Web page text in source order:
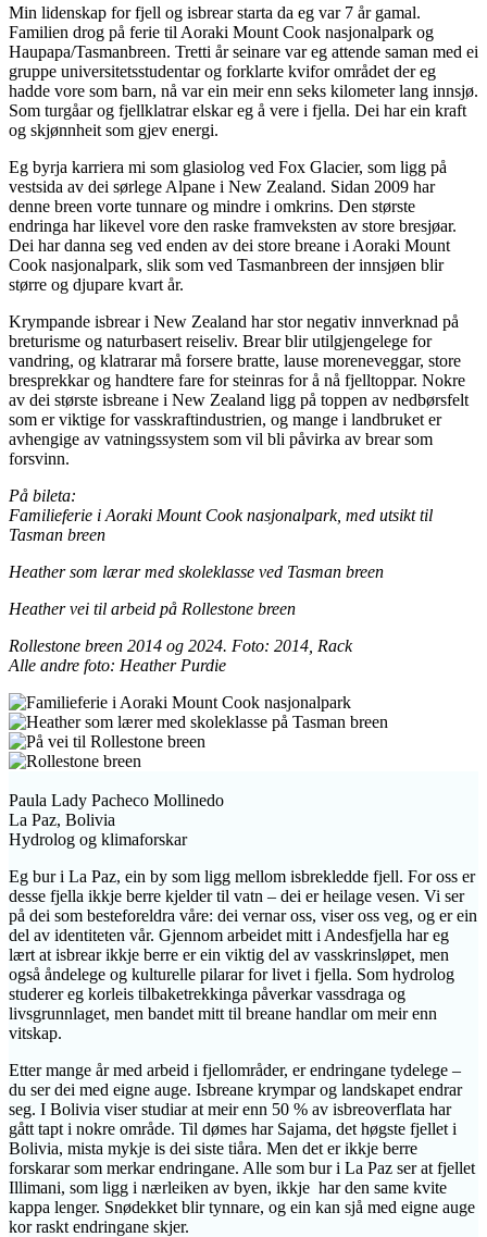
Min lidenskap for fjell og isbrear starta da eg var 7 år gamal.
Familien drog på ferie til Aoraki Mount Cook nasjonalpark og
Haupapa/Tasmanbreen. Tretti år seinare var eg attende saman med ei
gruppe universitetsstudentar og forklarte kvifor området der eg
hadde vore som barn, nå var ein meir enn seks kilometer lang innsjø.
Som turgåar og fjellklatrar elskar eg å vere i fjella. Dei har ein kraft
og skjønnheit som gjev energi.
Eg byrja karriera mi som glasiolog ved Fox Glacier, som ligg på
vestsida av dei sørlege Alpane i New Zealand. Sidan 2009 har
denne breen vorte tunnare og mindre i omkrins. Den største
endringa har likevel vore den raske framveksten av store bresjøar.
Dei har danna seg ved enden av dei store breane i Aoraki Mount
Cook nasjonalpark, slik som ved Tasmanbreen der innsjøen blir
større og djupare kvart år.
Krympande isbrear i New Zealand har stor negativ innverknad på
breturisme og naturbasert reiseliv. Brear blir utilgjengelege for
vandring, og klatrarar må forsere bratte, lause moreneveggar, store
bresprekkar og handtere fare for steinras for å nå fjelltoppar. Nokre
av dei største isbreane i New Zealand ligg på toppen av nedbørsfelt
som er viktige for vasskraftindustrien, og mange i landbruket er
avhengige av vatningssystem som vil bli påvirka av brear som
forsvinn.
På bileta:
Familieferie i Aoraki Mount Cook nasjonalpark, med utsikt til
Tasman breen
Heather som lærar med skoleklasse ved Tasman breen
Heather vei til arbeid på Rollestone breen
Rollestone breen 2014 og 2024. Foto: 2014, Rack
Alle andre foto: Heather Purdie
Paula Lady Pacheco Mollinedo
La Paz, Bolivia
Hydrolog og klimaforskar
Eg bur i La Paz, ein by som ligg mellom isbrekledde fjell. For oss er
desse fjella ikkje berre kjelder til vatn – dei er heilage vesen. Vi ser
på dei som besteforeldra våre: dei vernar oss, viser oss veg, og er ein
del av identiteten vår. Gjennom arbeidet mitt i Andesfjella har eg
lært at isbrear ikkje berre er ein viktig del av vasskrinsløpet, men
også åndelege og kulturelle pilarar for livet i fjella. Som hydrolog
studerer eg korleis tilbaketrekkinga påverkar vassdraga og
livsgrunnlaget, men bandet mitt til breane handlar om meir enn
vitskap.
Etter mange år med arbeid i fjellområder, er endringane tydelege –
du ser dei med eigne auge. Isbreane krympar og landskapet endrar
seg. I Bolivia viser studiar at meir enn 50 % av isbreoverflata har
gått tapt i nokre område. Til dømes har Sajama, det høgste fjellet i
Bolivia, mista mykje is dei siste tiåra. Men det er ikkje berre
forskarar som merkar endringane. Alle som bur i La Paz ser at fjellet
Illimani, som ligg i nærleiken av byen, ikkje har den same kvite
kappa lenger. Snødekket blir tynnare, og ein kan sjå med eigne auge
kor raskt endringane skjer.